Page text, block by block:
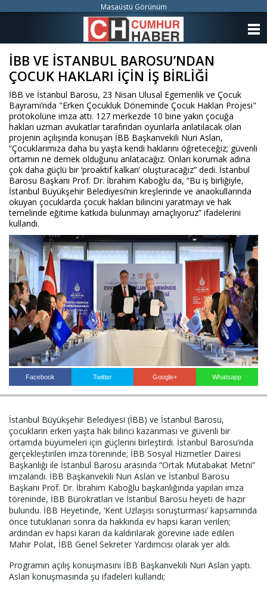
İBB VE İSTANBUL BAROSU’NDAN
ÇOCUK HAKLARI İÇİN İŞ BİRLİĞİ
İBB ve İstanbul Barosu, 23 Nisan Ulusal Egemenlik ve Çocuk
Bayramı’nda "Erken Çocukluk Döneminde Çocuk Hakları Projesi"
protokolüne imza attı. 127 merkezde 10 bine yakın çocuğa
hakları uzman avukatlar tarafından oyunlarla anlatılacak olan
projenin açılışında konuşan İBB Başkanvekili Nuri Aslan,
“Çocuklarımıza daha bu yaşta kendi haklarını öğreteceğiz; güvenli
ortamın ne demek olduğunu anlatacağız. Onları korumak adına
çok daha güçlü bir ‘proaktif kalkan’ oluşturacağız” dedi. İstanbul
Barosu Başkanı Prof. Dr. İbrahim Kaboğlu da, “Bu iş birliğiyle,
İstanbul Büyükşehir Belediyesi’nin kreşlerinde ve anaokullarında
okuyan çocuklarda çocuk hakları bilincini yaratmayı ve hak
temelinde eğitime katkıda bulunmayı amaçlıyoruz” ifadelerini
kullandı.
Facebook Twitter Google+ Whatsapp
İstanbul Büyükşehir Belediyesi (İBB) ve İstanbul Barosu,
çocukların erken yaşta hak bilinci kazanması ve güvenli bir
ortamda büyümeleri için güçlerini birleştirdi. İstanbul Barosu’nda
gerçekleştirilen imza töreninde; İBB Sosyal Hizmetler Dairesi
Başkanlığı ile İstanbul Barosu arasında “Ortak Mutabakat Metni”
imzalandı. İBB Başkanvekili Nuri Aslan ve İstanbul Barosu
Başkanı Prof. Dr. İbrahim Kaboğlu başkanlığında yapılan imza
töreninde, İBB Bürokratları ve İstanbul Barosu heyeti de hazır
bulundu. İBB Heyetinde, ‘Kent Uzlaşısı soruşturması’ kapsamında
önce tutuklanan sonra da hakkında ev hapsi kararı verilen;
ardından ev hapsi kararı da kaldırılarak görevine iade edilen
Mahir Polat, İBB Genel Sekreter Yardımcısı olarak yer aldı.
Programın açılış konuşmasını İBB Başkanvekili Nuri Aslan yaptı.
Aslan konuşmasında şu ifadeleri kullandı;
Masaüstü Görünüm
KATEGORİLER
YAZARLAR
ANKETLER
FOTO GALERİ
VİDEO GALERİ
KÜNYE
Haberin Doğru Adresi.